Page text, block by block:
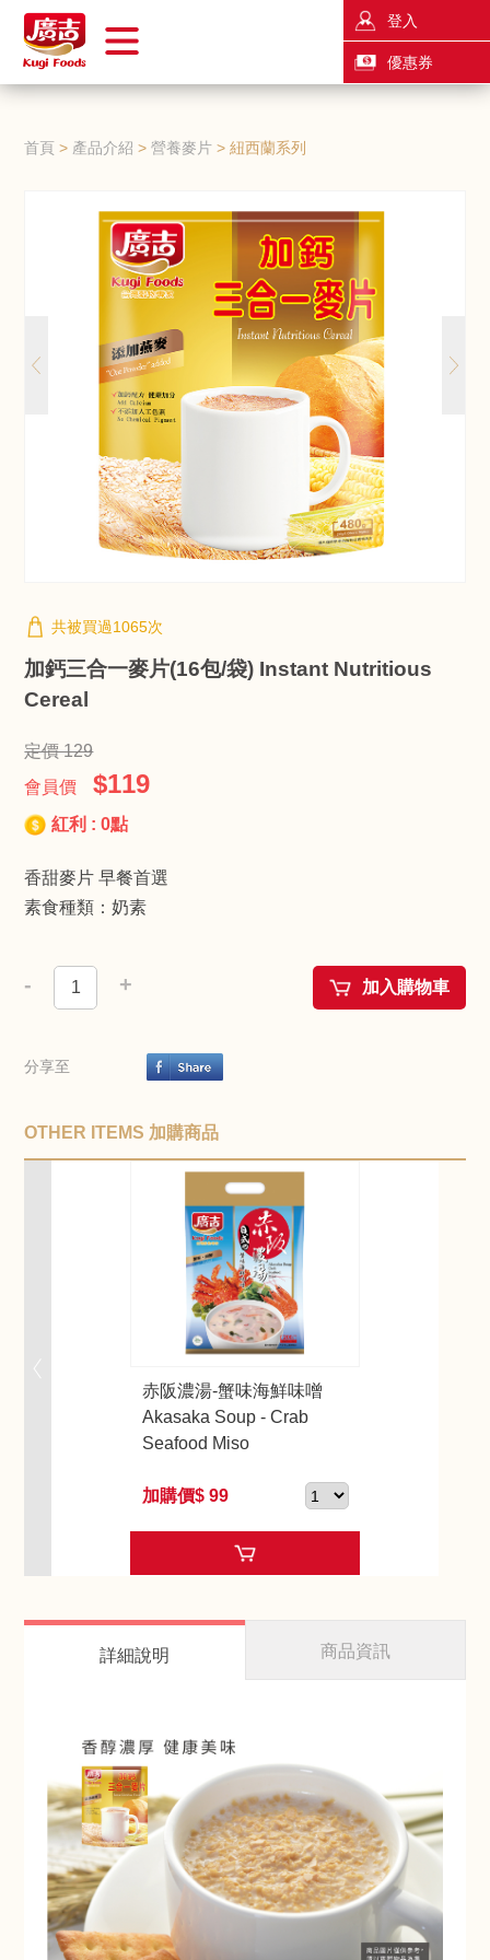
登入
優惠券
首頁 產品介紹 營養麥片 紐西蘭系列
共被買過1065次
加鈣三合一麥片(16包/袋) Instant Nutritious
Cereal
定價 129
會員價
$119
紅利 : 0點
香甜麥片 早餐首選
素食種類：奶素
- + 加入購物車
分享至
OTHER ITEMS 加購商品
赤阪濃湯-蟹味海鮮味噌
Akasaka Soup - Crab
Seafood Miso
加購價$ 99
赤阪濃湯-馬鈴薯蘑菇
Akasaka Soup-Mushroom
and Potato Soup
加購價$ 99
詳細說明 商品資訊